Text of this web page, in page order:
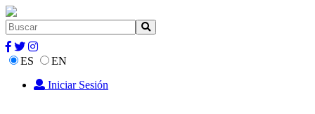
ES
EN
Iniciar Sesión